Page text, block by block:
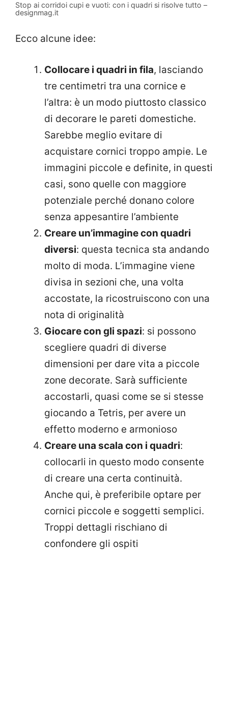
Stop ai corridoi cupi e vuoti: con i quadri si risolve tutto –
designmag.it
Ecco alcune idee:
Collocare i quadri in fila, lasciando
tre centimetri tra una cornice e
l’altra: è un modo piuttosto classico
di decorare le pareti domestiche.
Sarebbe meglio evitare di
acquistare cornici troppo ampie. Le
immagini piccole e definite, in questi
casi, sono quelle con maggiore
potenziale perché donano colore
senza appesantire l’ambiente
Creare un’immagine con quadri
diversi: questa tecnica sta andando
molto di moda. L’immagine viene
divisa in sezioni che, una volta
accostate, la ricostruiscono con una
nota di originalità
Giocare con gli spazi: si possono
scegliere quadri di diverse
dimensioni per dare vita a piccole
zone decorate. Sarà sufficiente
accostarli, quasi come se si stesse
giocando a Tetris, per avere un
effetto moderno e armonioso
Creare una scala con i quadri:
collocarli in questo modo consente
di creare una certa continuità.
Anche qui, è preferibile optare per
cornici piccole e soggetti semplici.
Troppi dettagli rischiano di
confondere gli ospiti